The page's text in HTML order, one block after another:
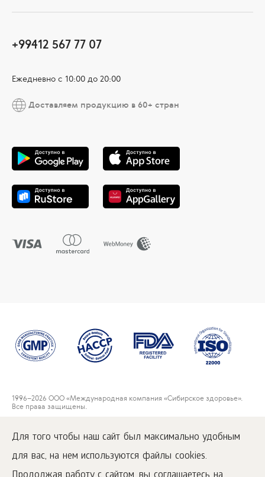
Для того чтобы наш сайт был максимально удобным
для вас, на нем используются файлы cookies.
+99412 567 77 07
Ежедневно с 10:00 до 20:00
Доставляем продукцию в 60+ стран
1996–2026 ООО «Международная компания «Сибирское здоровье».
Все права защищены.
www.siberianwellness.com.
Пользовательское соглашение
Политика конфиденциальности